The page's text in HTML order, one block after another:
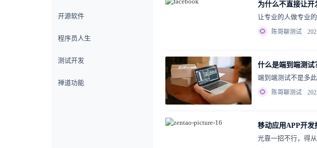
开源软件
程序员人生
测试开发
禅道功能
为什么不直接让开
让专业的人做专业
🌻
陈哥聊测试
什么是端到端测试
端到端测试不是多
🌻
陈哥聊测试
移动应用APP开发
光靠一招不行，得